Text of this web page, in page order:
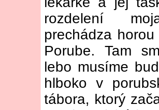
rozdelení
prechádza
Porube. Tam
lebo musíme
hlboko v
tábora, ktorý